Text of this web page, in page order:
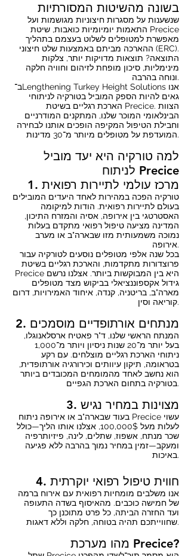
בשונה מהשיטות המסורתיות
שנשענות על מסגרות חיצוניות מגושמות ועל
התאמות יומיומיות כואבות, שיטת Precice
מאפשרת למטופלים לשלוט בעצמם בתהליך
ההארכה מביתם באמצעות שלט חיצוני (ERC).
התוצאה? תוצאות מדויקות יותר, צלקות
מינימליות, סיכון מופחת לזיהום וחוויה חלקה
ונוחה בהרבה.
ב־Lengthening Turkey Height Solutions אנו
גאים להיות הספק המוביל בטורקיה לניתוחי
הארכת רגליים בשיטת Precice. הצוות
הבינלאומי המוכר שלנו, המתקנים המודרניים
וחבילת הטיפול המקיפה הופכים אותנו לבחירה
המועדפת על מטופלים מיותר מ־30 מדינות.
למה טורקיה היא יעד מוביל
לניתוח Precice
1. מרכז עולמי לתיירות רפואית
טורקיה הפכה במהירות לאחד היעדים המובילים
בעולם לתיירות רפואית. הודות למיקומה
האסטרטגי בין אירופה, אסיה והמזרח התיכון,
המדינה מציעה טיפול רפואי מתקדם בעלות
נמוכה משמעותית מזו שבארה"ב או מערב
אירופה.
בכל שנה אלפי מטופלים נוסעים לטורקיה עבור
פרוצדורות מתקדמות, והארכת רגליים בשיטת
Precice היא בין המבוקשות ביותר. אצלנו נרשם
גידול אקספוננציאלי בביקוש מצד מטופלים
מארה"ב, בריטניה, קנדה, איחוד האמירויות, דרום
קוריאה וסין.
2. מנתחים אורתופדיים מוסמכים
המנתח הראשי שלנו, ד"ר פאטיח ארסלאנוגלו,
בעל יותר מ־20 שנות ניסיון ויותר מ־1,000
ניתוחי הארכת רגליים מוצלחים. עם רקע
בטראומה, תיקון עיוותים וכירורגיה אורתופדית,
הוא נחשב לאחד מהמומחים המכובדים ביותר
בטורקיה בתחום הארכת הגפיים.
3. מצוינות במחיר נגיש
בעוד שבארה"ב או אירופה ניתוח Precice עשוי
לעלות מעל 100,000$, אצלנו אותו הליך—כולל
שכר מנתח, אשפוז, שתלים, לינה, פיזיותרפיה
ומעקב—זמין במחיר נמוך בהרבה ללא פגיעה
באיכות.
4. חווית טיפול רפואי יוקרתית
אנו משלבים מומחיות רפואית עם אירוח ברמה
של חמישה כוכבים. מהאיסוף בשדה התעופה
ועד החזרה הביתה, כל פרט מתוכנן כך
שחווייתכם תהיה בטוחה, חלקה וללא דאגות.
מהו מערכת Precice?